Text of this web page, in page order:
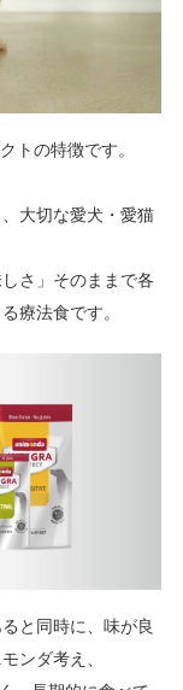
トの特徴です。
大切な愛犬・愛猫
さ」そのままで各
療法食です。
と同時に、味が良
ンダ考え、